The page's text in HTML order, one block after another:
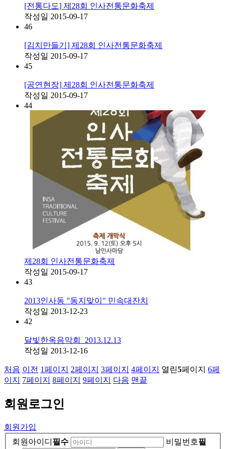
[전통다도] 제28회 인사전통문화축제
작성일 2015-09-17
46
[김치만들기] 제28회 인사전통문화축제
작성일 2015-09-17
45
[공연현장] 제28회 인사전통문화축제
작성일 2015-09-17
44
제28회 인사전통문화축제
작성일 2015-09-17
43
2013인사동 "동지맞이" 민속대잔치
작성일 2013-12-23
42
달빛한옥음악회_2013.12.13
작성일 2013-12-16
처음 이전 1페이지 2페이지 3페이지 4페이지 열린5페이지 6페
이지
7페이지 8페이지 9페이지 다음 맨끝
회원 로그인
회원가입
회원아이디 필수 비밀번호필